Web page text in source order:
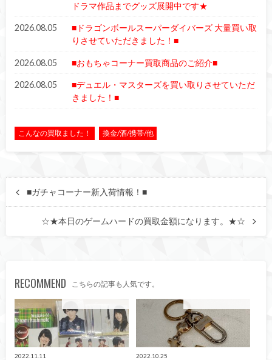
ドラマ作品までグッズ展開中です★
2026.08.05
■ドラゴンボールスーパーダイバーズ 大量買い取
りさせていただきました！■
2026.08.05 ■おもちゃコーナー買取商品のご紹介■
2026.08.05
■デュエル・マスターズを買い取りさせていただ
きました！■
こんなの買取ました！ 換金/酒/携帯/他
■ガチャコーナー新入荷情報！■
☆★本日のゲームハードの買取金額になります。★☆
RECOMMEND こちらの記事も人気です。
2022.11.11 2022.10.25